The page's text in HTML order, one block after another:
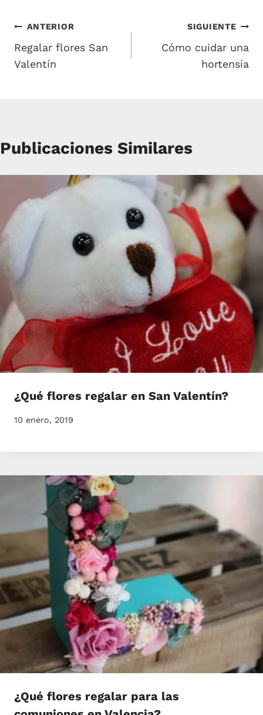
Navegación
de
ANTERIOR
Regalar flores San
Valentín
SIGUIENTE
Cómo cuidar una
hortensia
Publicaciones Similares
¿Qué flores regalar en San Valentín?
10 enero, 2019
¿Qué flores regalar para las